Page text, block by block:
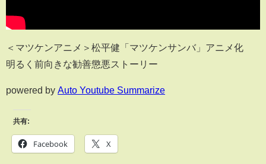
＜マツケンアニメ＞松平健「マツケンサンバ」アニメ化
明るく前向きな勧善懲悪ストーリー
powered by Auto Youtube Summarize
共有:
Facebook X